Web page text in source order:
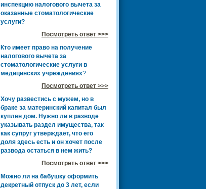
инспекцию налогового вычета за
оказанные стоматологические
услуги?
Посмотреть ответ >>>
Кто имеет право на получение
налогового вычета за
стоматологические услуги в
медицинских учреждениях?
Посмотреть ответ >>>
Хочу развестись с мужем, но в
браке за материнский капитал был
куплен дом. Нужно ли в разводе
указывать раздел имущества, так
как супруг утверждает, что его
доля здесь есть и он хочет после
развода остаться в нем жить?
Посмотреть ответ >>>
Можно ли на бабушку оформить
декретный отпуск до 3 лет, если